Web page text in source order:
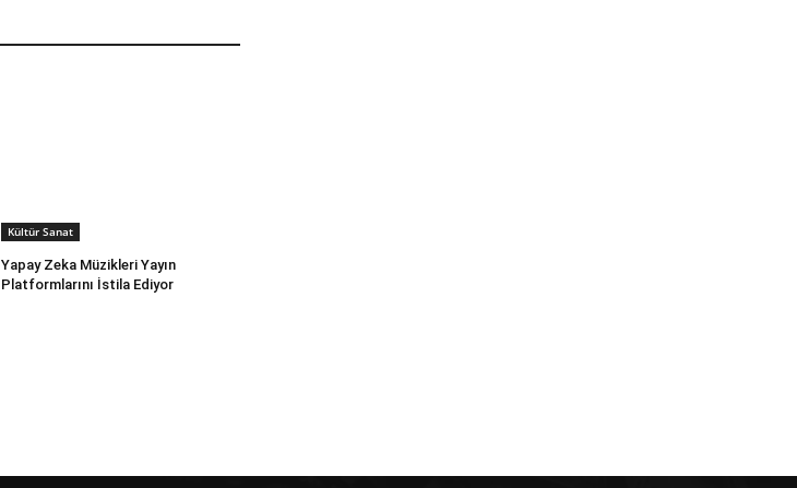
Kültür Sanat
Yapay Zeka Müzikleri Yayın
Platformlarını İstila Ediyor